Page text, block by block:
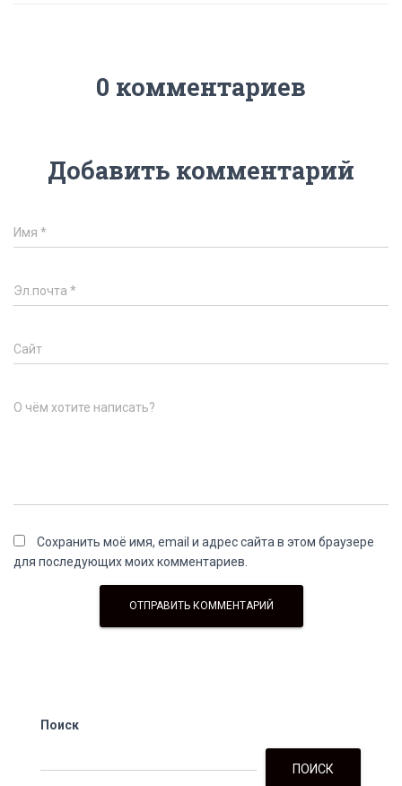
0 комментариев
Добавить комментарий
Имя *
Эл.почта *
Сайт
О чём хотите написать?
Сохранить моё имя, email и адрес сайта в этом браузере
для последующих моих комментариев.
Поиск
ПОИСК